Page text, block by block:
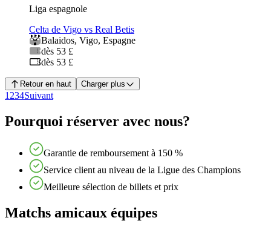
Liga espagnole
Celta de Vigo vs Real Betis
Balaidos, Vigo, Espagne
dès 53 £
dès 53 £
Retour en haut Charger plus
1 234Suivant
Pourquoi réserver avec nous?
Garantie de remboursement à 150 %
Service client au niveau de la Ligue des Champions
Meilleure sélection de billets et prix
Matchs amicaux équipes